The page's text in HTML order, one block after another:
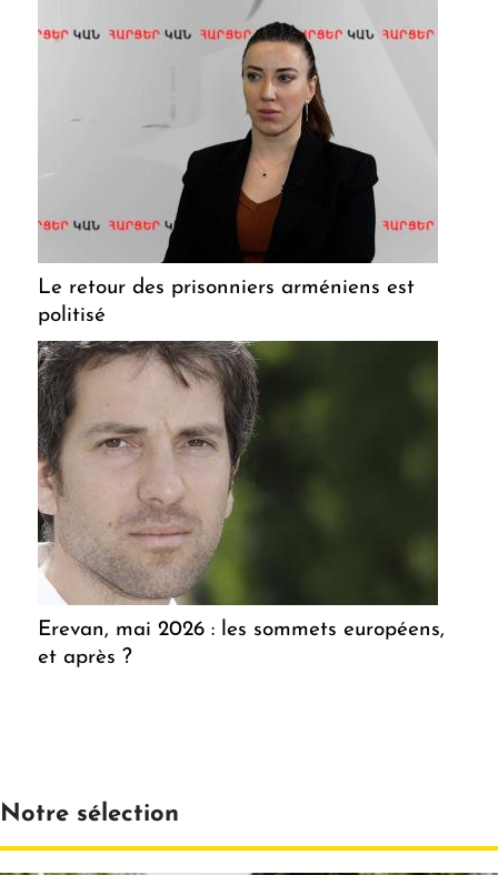
Le retour des prisonniers arméniens est
politisé
Erevan, mai 2026 : les sommets européens,
et après ?
Notre sélection